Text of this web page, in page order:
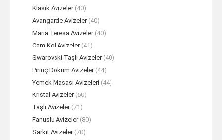
Klasik Avizeler (40)
Avangarde Avizeler (40)
Maria Teresa Avizeler (40)
Cam Kol Avizeler (41)
Swarovski Taşlı Avizeler (40)
Pirinç Döküm Avizeler (44)
Yemek Masası Avizeleri (44)
Kristal Avizeler (50)
Taşlı Avizeler (71)
Fanuslu Avizeler (80)
Sarkıt Avizeler (70)